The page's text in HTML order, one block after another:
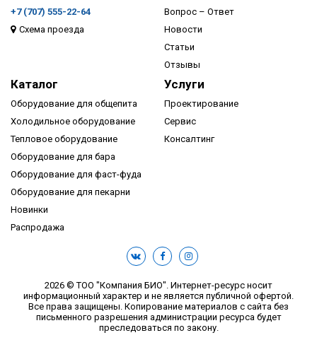
+7 (707) 555-22-64
Схема проезда
Вопрос – Ответ
Новости
Статьи
Отзывы
Каталог
Оборудование для общепита
Холодильное оборудование
Тепловое оборудование
Оборудование для бара
Оборудование для фаст-фуда
Оборудование для пекарни
Новинки
Распродажа
Услуги
Проектирование
Сервис
Консалтинг
2026 © ТОО "Компания БИО". Интернет-ресурс носит
информационный характер и не является публичной офертой.
Все права защищены. Копирование материалов с сайта без
письменного разрешения администрации ресурса будет
преследоваться по закону.